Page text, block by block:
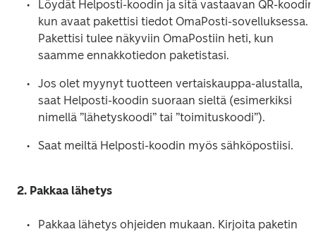
Löydät Helposti-koodin ja sitä vastaavan QR-
kun avaat pakettisi tiedot OmaPosti-sovelluksessa.
Pakettisi tulee näkyviin OmaPostiin heti, kun
saamme ennakkotiedon paketistasi.
Jos olet myynyt tuotteen vertaiskauppa-alustalla,
saat Helposti-koodin suoraan sieltä (esimerkiksi
nimellä ”lähetyskoodi” tai ”toimituskoodi”).
Saat meiltä Helposti-koodin myös sähköpostiisi.
2. Pakkaa lähetys
Pakkaa lähetys ohjeiden mukaan. Kirjoita paketin